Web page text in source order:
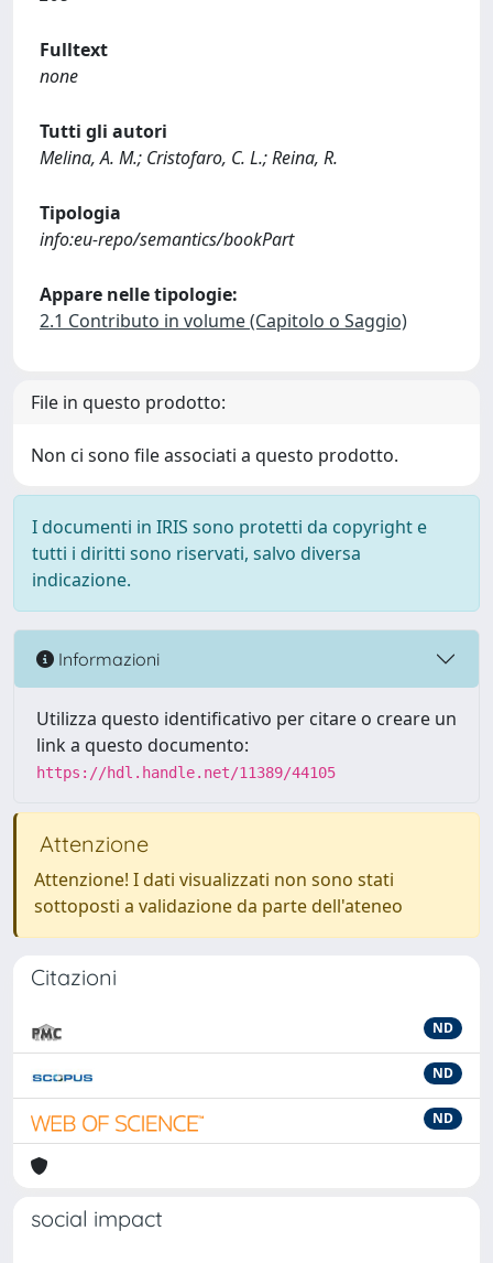
Fulltext
none
Tutti gli autori
Melina, A. M.; Cristofaro, C. L.; Reina, R.
Tipologia
info:eu-repo/semantics/bookPart
Appare nelle tipologie:
2.1 Contributo in volume (Capitolo o Saggio)
File in questo prodotto:
Non ci sono file associati a questo prodotto.
I documenti in IRIS sono protetti da copyright e
tutti i diritti sono riservati, salvo diversa
indicazione.
Informazioni
Utilizza questo identificativo per citare o creare un
link a questo documento:
https://hdl.handle.net/11389/44105
Attenzione
Attenzione! I dati visualizzati non sono stati
sottoposti a validazione da parte dell'ateneo
Citazioni
ND
ND
ND
social impact